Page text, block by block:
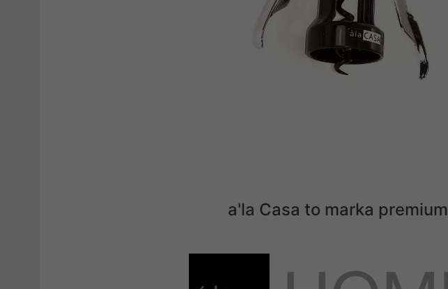
a'la Casa to marka premium